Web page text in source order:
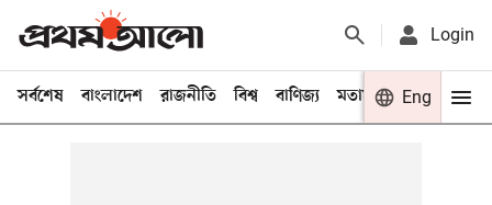
Login
সর্বশেষ বাংলাদেশ রাজনীতি বিশ্ব বাণিজ্য মতামত খেলা
Eng